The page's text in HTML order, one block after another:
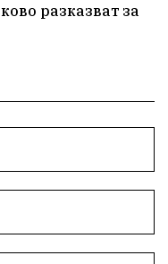
разказват за